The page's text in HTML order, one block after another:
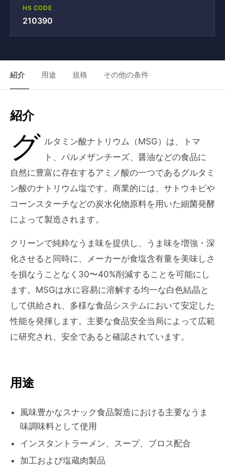
HS CODE
210390
紹介 用途 規格 その他の条件
紹介
グ ルタミン酸ナトリウム（MSG）は、トマ
ト、パルメザンチーズ、醤油などの食品に
自然に豊富に存在するアミノ酸の一つであるグルタミ
ン酸のナトリウム塩です。商業的には、サトウキビや
コーンスターチなどの炭水化物原料を用いた細菌発酵
によって製造されます。
クリーンで純粋なうま味を提供し、うま味を増強・深
化させると同時に、メーカーが食塩含有量を美味しさ
を損なうことなく30〜40%削減することを可能にし
ます。MSGは水に容易に溶解する均一な白色結晶と
して供給され、多様な食品システムにおいて安定した
性能を発揮します。主要な食品安全当局によって広範
に研究され、安全であると確認されています。
用途
風味豊かなスナック食品製造における主要なうま
味調味料として使用
インスタントラーメン、スープ、ブロス配合
加工および塩蔵肉製品